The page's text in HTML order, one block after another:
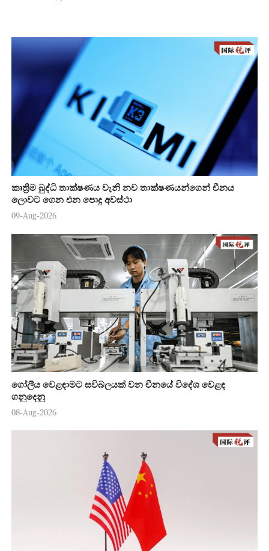
කෘත්‍රිම බුද්ධි තාක්ෂණය වැනි නව තාක්ෂණයන්ගෙන් චීනය
ලොවට ගෙන එන පොදු අවස්ථා
09-Aug-2026
ගෝලීය වෙළඳාමට සවිබලයක් වන චීනයේ විදේශ වෙළඳ
ගනුදෙනු
08-Aug-2026